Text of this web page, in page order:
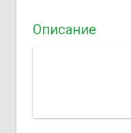
Описание